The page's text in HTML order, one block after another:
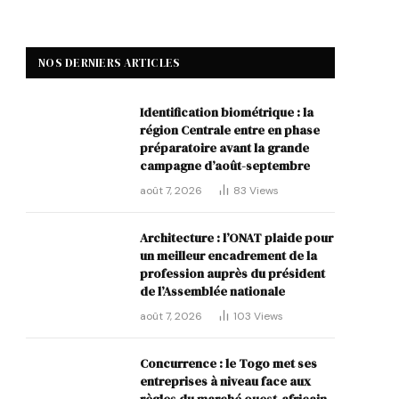
NOS DERNIERS ARTICLES
Identification biométrique : la
région Centrale entre en phase
préparatoire avant la grande
campagne d’août-septembre
août 7, 2026 83 Views
Architecture : l’ONAT plaide pour
un meilleur encadrement de la
profession auprès du président
de l’Assemblée nationale
août 7, 2026 103 Views
Concurrence : le Togo met ses
entreprises à niveau face aux